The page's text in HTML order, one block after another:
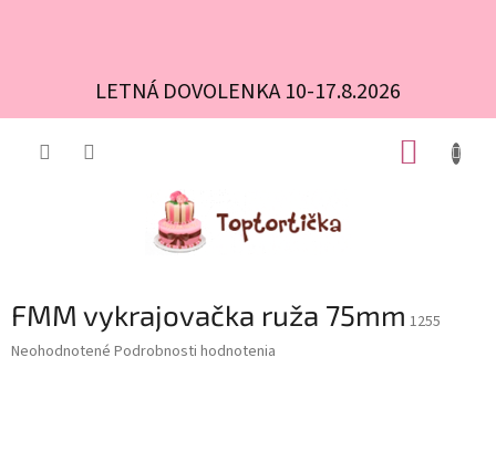
LETNÁ DOVOLENKA 10-17.8.2026
FMM vykrajovačka ruža 75mm 1255
Priemerné
Neohodnotené Podrobnosti hodnotenia